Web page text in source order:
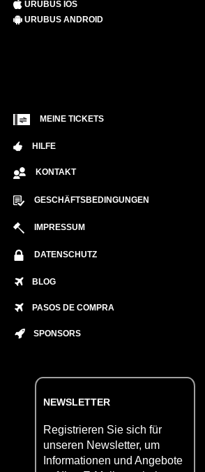
URUBUS IOS
URUBUS ANDROID
MEINE TICKETS
HILFE
KONTAKT
GESCHÄFTSBEDINGUNGEN
IMPRESSUM
DATENSCHUTZ
BLOG
PASOS DE COMPRA
SPONSORS
NEWSLETTER
Registrieren Sie sich für
unseren Newsletter, um
Informationen und Angebote